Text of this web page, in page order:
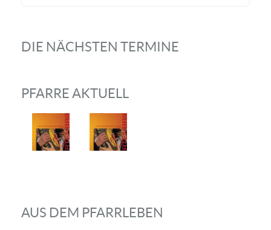
DIE NÄCHSTEN TERMINE
PFARRE AKTUELL
AUS DEM PFARRLEBEN